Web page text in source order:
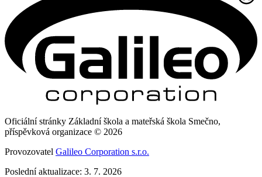
Oficiální stránky Základní škola a mateřská škola Smečno,
příspěvková organizace © 2026
Provozovatel Galileo Corporation s.r.o.
Poslední aktualizace: 3. 7. 2026